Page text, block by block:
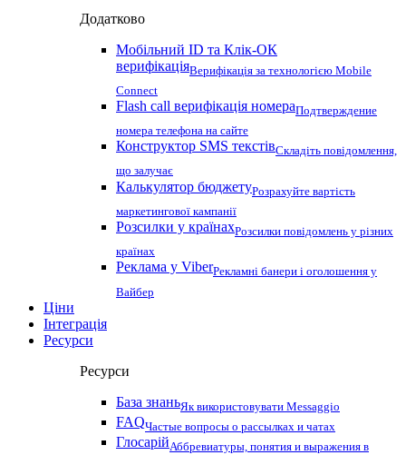
Додатково
Мобільний ID та Клік-ОК
верифікаціяВерифікація за технологією Mobile
Connect
Flash call верифікація номераПодтверждение
номера телефона на сайте
Конструктор SMS текстівСкладіть повідомлення,
що залучає
Калькулятор бюджетуРозрахуйте вартість
маркетингової кампанії
Розсилки у країнахРозсилки повідомлень у різних
країнах
Реклама у ViberРекламні банери і оголошення у
Вайбер
Ціни
Інтеграція
Ресурси
Ресурси
База знаньЯк використовувати Messaggio
FAQЧастые вопросы о рассылках и чатах
ГлосарійАббревиатуры, понятия и выражения в